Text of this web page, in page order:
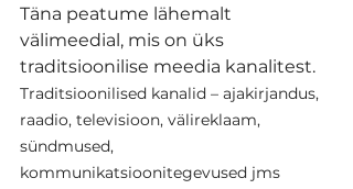
Täna peatume lähemalt
välimeedial, mis on üks
traditsioonilise meedia kanalitest.
Traditsioonilised kanalid – ajakirjandus,
raadio, televisioon, välireklaam,
sündmused,
kommunikatsioonitegevused jms